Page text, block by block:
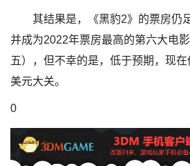
其结果是，《黑豹2》的票房仍
并成为2022年票房最高的第六大电
五），但不幸的是，低于预期，现
美元大关。
0